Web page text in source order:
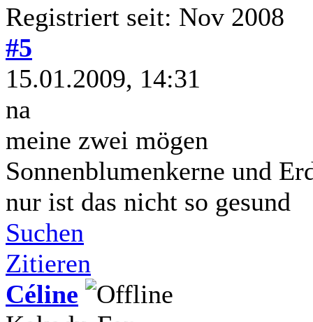
Registriert seit: Nov 2008
#5
15.01.2009, 14:31
na
meine zwei mögen
Sonnenblumenkerne und
nur ist das nicht so gesund
Suchen
Zitieren
Céline